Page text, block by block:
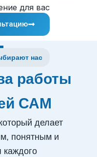
для вас
нас
работы
САМ
делает
понятным и
каждого